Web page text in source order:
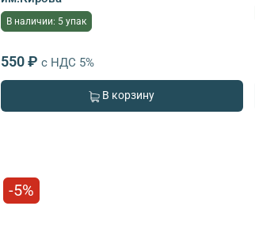
В наличии: 5 упак
550 ₽ с НДС 5%
В корзину
-5%